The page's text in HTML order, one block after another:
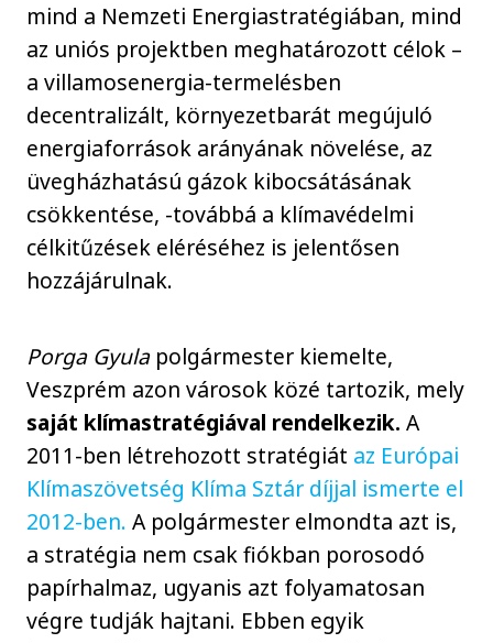
mind a Nemzeti Energiastratégiában, mind
az uniós projektben meghatározott célok –
a villamosenergia-termelésben
decentralizált, környezetbarát megújuló
energiaforrások arányának növelése, az
üvegházhatású gázok kibocsátásának
csökkentése, -továbbá a klímavédelmi
célkitűzések eléréséhez is jelentősen
hozzájárulnak.
Porga Gyulapolgármester kiemelte,
Veszprém azon városok közé tartozik, mely
saját klímastratégiával rendelkezik. A
2011-ben létrehozott stratégiát az Európai
Klímaszövetség Klíma Sztár díjjal ismerte el
2012-ben. A polgármester elmondta azt is,
a stratégia nem csak fiókban porosodó
papírhalmaz, ugyanis azt folyamatosan
végre tudják hajtani. Ebben egyik